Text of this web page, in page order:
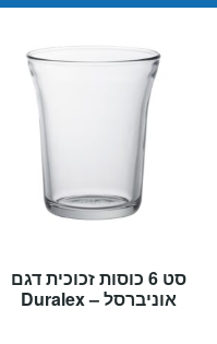
סט 6 כוסות זכוכית דגם
אוניברסל – Duralex